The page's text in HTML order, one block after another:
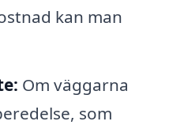
kan man
Om väggarna
som